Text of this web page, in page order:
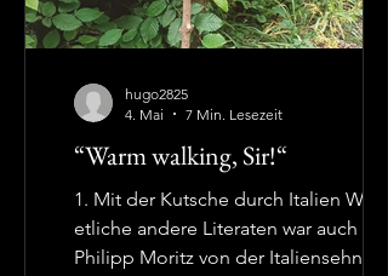
Belletristik schätzt, die zusätzlich zum
unterhaltsamen Aspekt a
“Warm walking, Sir!“
1. Mit der Kutsche durch Italien Wie
etliche andere Literaten war auch Karl
Philipp Moritz von der
hugo2825
4. Mai
7 Min. Lesezeit